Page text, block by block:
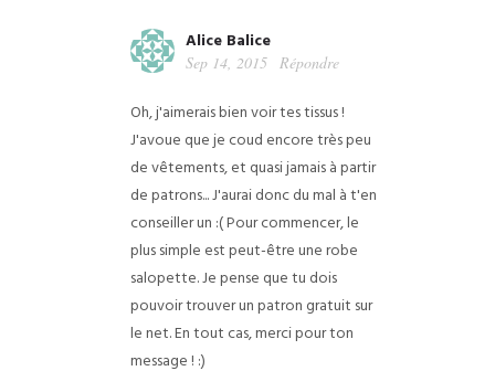
Alice Balice
Sep 14, 2015 Répondre
Oh, j'aimerais bien voir tes tissus !
J'avoue que je coud encore très peu
de vêtements, et quasi jamais à partir
de patrons... J'aurai donc du mal à t'en
conseiller un :( Pour commencer, le
plus simple est peut-être une robe
salopette. Je pense que tu dois
pouvoir trouver un patron gratuit sur
le net. En tout cas, merci pour ton
message ! :)